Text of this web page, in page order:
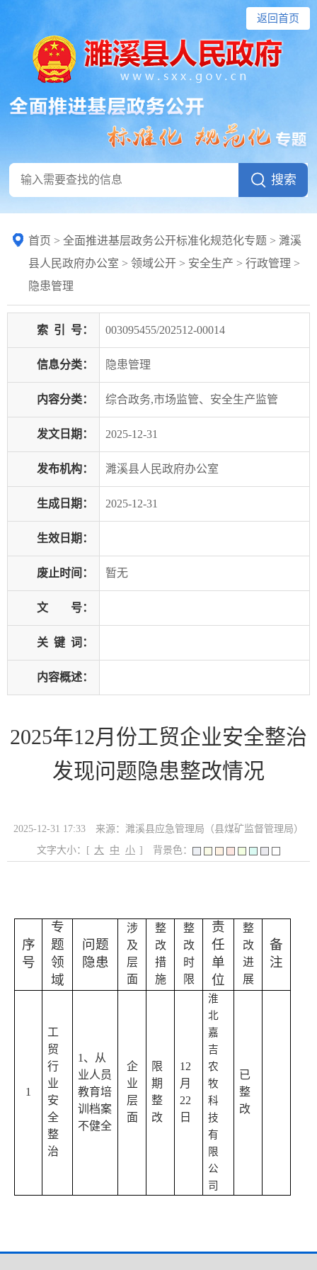
返回首页
首页 > 全面推进基层政务公开标准化规范化专题 > 濉溪
县人民政府办公室 > 领域公开 > 安全生产 > 行政管理 >
隐患管理
索 引 号： 003095455/202512-00014
信息分类： 隐患管理
内容分类： 综合政务,市场监管、安全生产监管
发文日期： 2025-12-31
发布机构： 濉溪县人民政府办公室
生成日期： 2025-12-31
生效日期：
废止时间： 暂无
文 号：
关 键 词：
内容概述：
2025年12月份工贸企业安全整治
发现问题隐患整改情况
2025-12-31 17:33
来源：濉溪县应急管理局（县煤矿监督管理局）
文字大小：[ 大 中 小 ] 背景色：
序
号
专
题
领
域
问题
隐患
涉
及
层
面
整
改
措
施
整
改
时
限
责
任
单
位
整
改
进
展
备
注
1
工
贸
行
业
安
全
整
治
1 、从
业人员
教育培
训档案
不健全
企
业
层
面
限
期
整
改
12
月
22
日
淮
北
嘉
吉
农
牧
科
技
有
限
公
司
已
整
改